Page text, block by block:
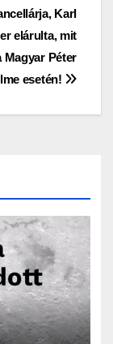
Karl
elárulta, mit
Magyar Péter
esetén!